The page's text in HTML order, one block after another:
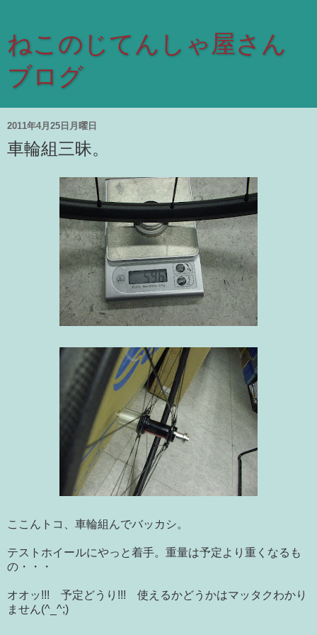
ねこのじてんしゃ屋さん
ブログ
2011年4月25日月曜日
車輪組三昧。
ここんトコ、車輪組んでバッカシ。
テストホイールにやっと着手。重量は予定より重くなるも
の・・・
オオッ!!! 予定どうり!!! 使えるかどうかはマッタクわかり
ません(^_^;)